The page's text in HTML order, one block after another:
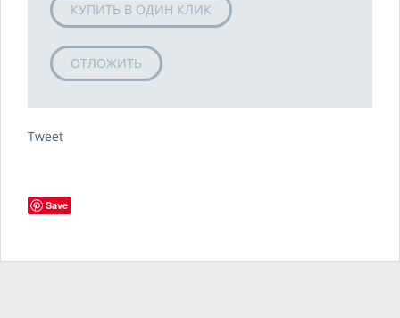
КУПИТЬ В ОДИН КЛИК
ОТЛОЖИТЬ
Tweet
Save